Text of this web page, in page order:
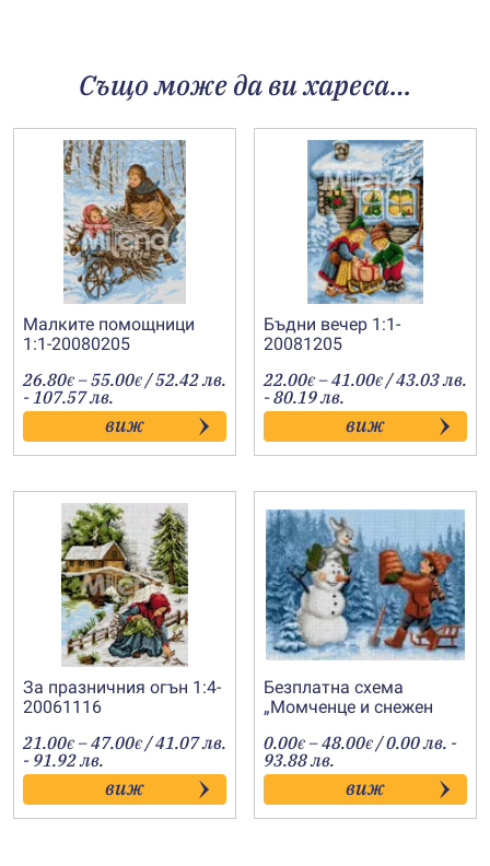
Също може да ви хареса…
Малките помощници
1:1-20080205
26.80€ –55.00€Price
range:
26.80€
through
55.00€
/ 52.42 лв.
- 107.57 лв.
виж
Бъдни вечер 1:1-
20081205
22.00€ –41.00€Price
range:
22.00€
through
41.00€
/ 43.03 лв.
- 80.19 лв.
виж
За празничния огън 1:4-
20061116
21.00€ –47.00€Price
range:
21.00€
through
47.00€
/ 41.07 лв.
- 91.92 лв.
виж
Безплатна схема
„Момченце и снежен
0.00€ –48.00€Price
range:
0.00€
through
48.00€
/ 0.00 лв. -
93.88 лв.
виж